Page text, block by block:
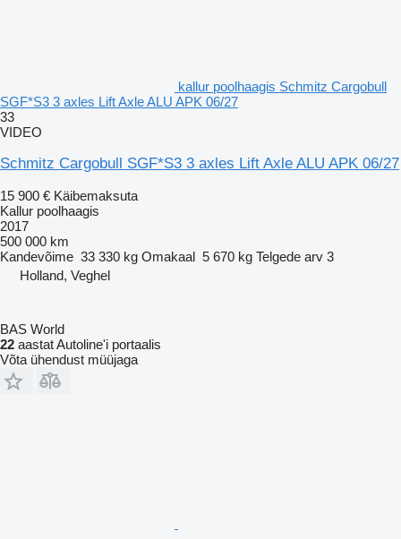
kallur poolhaagis Schmitz Cargobull
SGF*S3 3 axles Lift Axle ALU APK 06/27
33
VIDEO
Schmitz Cargobull SGF*S3 3 axles Lift Axle ALU APK 06/27
15 900 € Käibemaksuta
Kallur poolhaagis
2017
500 000 km
Kandevõime 33 330 kg Omakaal 5 670 kg Telgede arv 3
Holland, Veghel
BAS World
22 aastat Autoline'i portaalis
Võta ühendust müüjaga